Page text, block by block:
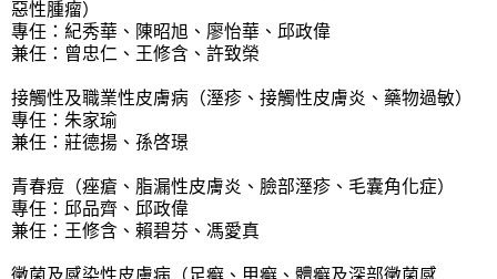
惡性腫瘤）
專任：紀秀華、陳昭旭、廖怡華、邱政偉
兼任：曾忠仁、王修含、許致榮
接觸性及職業性皮膚病（溼疹、接觸性皮膚炎、藥物過敏）
專任：朱家瑜
兼任：莊德揚、孫啓璟
青春痘（痤瘡、脂漏性皮膚炎、臉部溼疹、毛囊角化症）
專任：邱品齊、邱政偉
兼任：王修含、賴碧芬、馮愛真
黴菌及感染性皮膚病（足癬、甲癬、體癬及深部黴菌感